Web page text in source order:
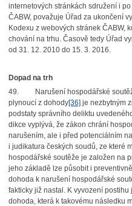
internetových stránkách sdružení i
ČABW, považuje Úřad za ukončení
Kodexu z webových stránek ČABW,
chování na trhu. Časově tedy Úřad
od 31. 12. 2010 do 15. 3. 2016.
Dopad na trh
49.
Narušení hospodářské
plynoucí z dohody[36] je nezbytným
podstaty správního deliktu
dikce vyplývá, že zákon chrání
narušením, ale i před potenciálním
i judikatura českých soudů, ze které
hospodářské soutěže je založen na
jeho základě lze působit i
dohoda k narušení hospodářské
fakticky již nastal. K vyvození
dohoda, která k takovému následku